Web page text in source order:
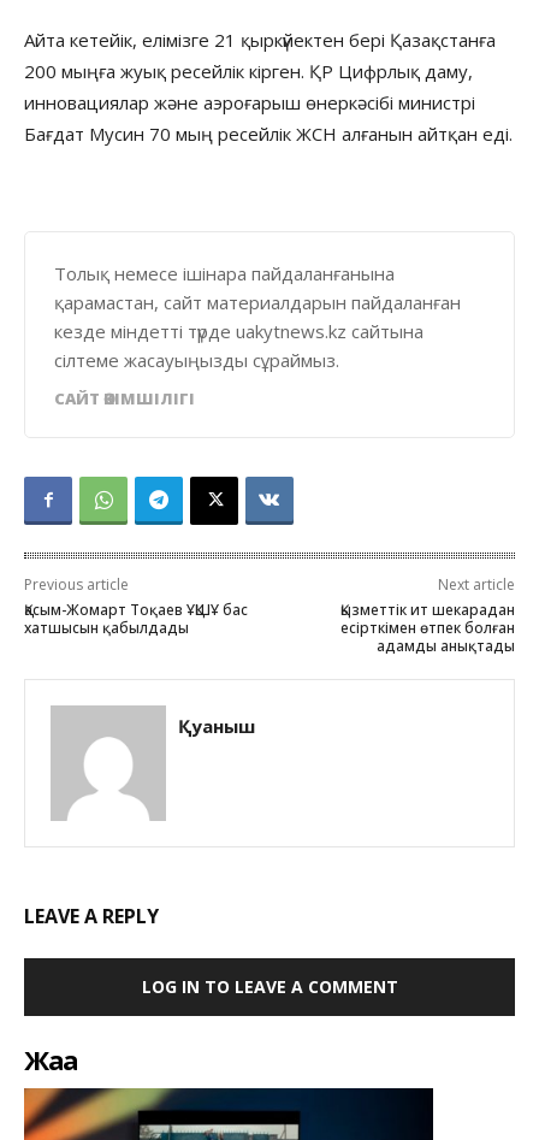
Айта кетейік, елімізге 21 қыркүйектен бері Қазақстанға
200 мыңға жуық ресейлік кірген. ҚР Цифрлық даму,
инновациялар және аэроғарыш өнеркәсібі министрі
Бағдат Мусин 70 мың ресейлік ЖСН алғанын айтқан еді.
Толық немесе ішінара пайдаланғанына
қарамастан, сайт материалдарын пайдаланған
кезде міндетті түрде uakytnews.kz сайтына
сілтеме жасауыңызды сұраймыз.
САЙТ ӘКІМШІЛІГІ
Previous article
Қасым-Жомарт Тоқаев ҰҚШҰ бас
хатшысын қабылдады
Next article
Қызметтік ит шекарадан
есірткімен өтпек болған
адамды анықтады
Қуаныш
LEAVE A REPLY
LOG IN TO LEAVE A COMMENT
Жаңа